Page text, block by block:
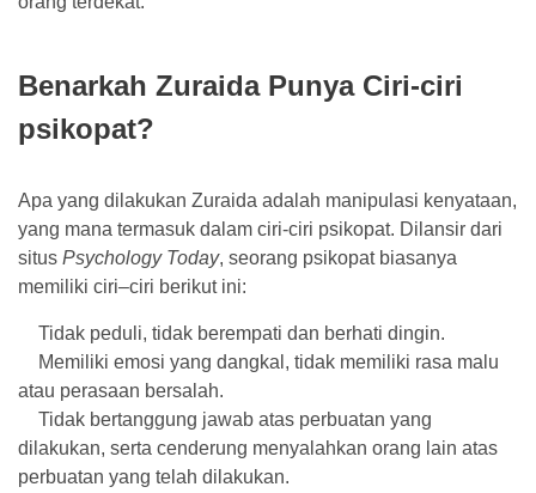
Benarkah Zuraida Punya Ciri-ciri
psikopat?
Apa yang dilakukan Zuraida adalah manipulasi kenyataan,
yang mana termasuk dalam ciri-ciri psikopat. Dilansir dari
situs Psychology Today, seorang psikopat biasanya
memiliki ciri–ciri berikut ini:
Tidak peduli, tidak berempati dan berhati dingin.
Memiliki emosi yang dangkal, tidak memiliki rasa malu
atau perasaan bersalah.
Tidak bertanggung jawab atas perbuatan yang
dilakukan, serta cenderung menyalahkan orang lain atas
perbuatan yang telah dilakukan.